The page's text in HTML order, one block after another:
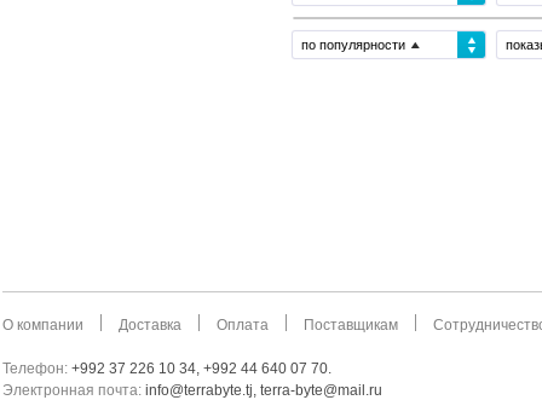
по популярности
О компании Доставка Оплата Поставщикам
Телефон: +992 37 226 10 34, +992 44 640 07 70.
Электронная почта: info@terrabyte.tj, terra-byte@mail.ru